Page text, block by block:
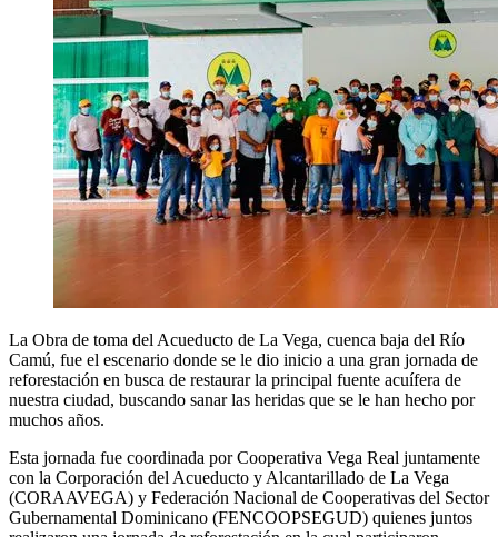
La Obra de toma del Acueducto de La Vega, cuenca baja del Río
Camú, fue el escenario donde se le dio inicio a una gran jornada de
reforestación en busca de restaurar la principal fuente acuífera de
nuestra ciudad, buscando sanar las heridas que se le han hecho por
muchos años.
Esta jornada fue coordinada por Cooperativa Vega Real juntamente
con la Corporación del Acueducto y Alcantarillado de La Vega
(CORAAVEGA) y Federación Nacional de Cooperativas del Sector
Gubernamental Dominicano (FENCOOPSEGUD) quienes juntos